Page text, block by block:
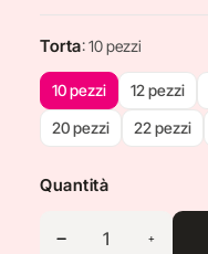
Torta: 10 pezzi
10 pezzi 12 pezzi
20 pezzi
22 pezzi
Quantità